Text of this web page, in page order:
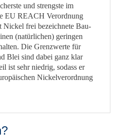
und strengste im
EU REACH Verordnung
Nickel frei bezeichnete Bau-
(natürlichen) geringen
Die Grenzwerte für
Blei sind dabei ganz klar
ist sehr niedrig, sodass er
Nickelverordnung